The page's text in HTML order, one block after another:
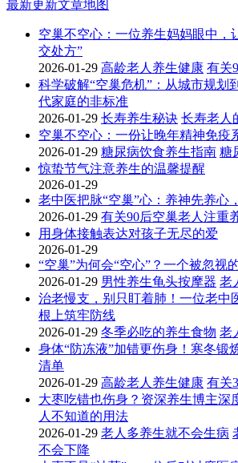
最新更新文章地图
空巢不空心：一位养生妈妈眼中，
交处方”
2026-01-29 高龄老人养生健康 有关
科学破解“空巢危机”：从城市规划
代家庭的非标准
2026-01-29 长寿养生秘诀 长寿老人
空巢不空心：一份让晚年精神免疫
2026-01-29 糖尿病饮食养生指南 糖
惊蛰节气注意养生的温馨提醒
2026-01-29
老中医把脉“空巢”心：养神先养心
2026-01-29 有关90后空巢老人注重
用身体接触表达对孩子无尽的爱
2026-01-29
“空巢”为何会“空心”？一个被忽视
2026-01-29 男性养生龟头按摩器 老
治老慢支，别只盯着肺！一位老中
根上筑牢防线
2026-01-29 冬季必吃的养生食物 老
身体“防冻液”加错更伤身！寒冬锻
清单
2026-01-29 高龄老人养生健康 有关
大枣吃错也伤身？资深养生博主深
人不知道的用法
2026-01-29 老人多养生就不会生病
不会下降